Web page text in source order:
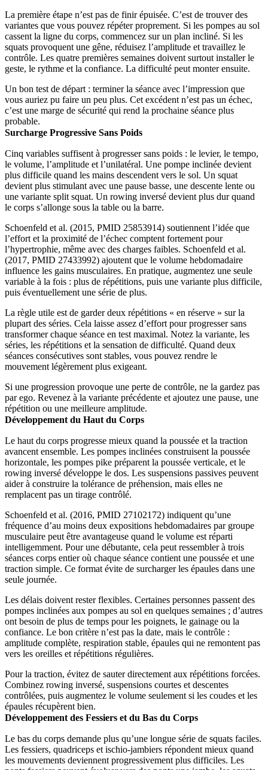
La première étape n’est pas de finir épuisée. C’est de trouver des
variantes que vous pouvez répéter proprement. Si les pompes au sol
cassent la ligne du corps, commencez sur un plan incliné. Si les
squats provoquent une gêne, réduisez l’amplitude et travaillez le
contrôle. Les quatre premières semaines doivent surtout installer le
geste, le rythme et la confiance. La difficulté peut monter ensuite.
Un bon test de départ : terminer la séance avec l’impression que
vous auriez pu faire un peu plus. Cet excédent n’est pas un échec,
c’est une marge de sécurité qui rend la prochaine séance plus
probable.
Surcharge Progressive Sans Poids
Cinq variables suffisent à progresser sans poids : le levier, le tempo,
le volume, l’amplitude et l’unilatéral. Une pompe inclinée devient
plus difficile quand les mains descendent vers le sol. Un squat
devient plus stimulant avec une pause basse, une descente lente ou
une variante split squat. Un rowing inversé devient plus dur quand
le corps s’allonge sous la table ou la barre.
Schoenfeld et al. (2015, PMID 25853914) soutiennent l’idée que
l’effort et la proximité de l’échec comptent fortement pour
l’hypertrophie, même avec des charges faibles. Schoenfeld et al.
(2017, PMID 27433992) ajoutent que le volume hebdomadaire
influence les gains musculaires. En pratique, augmentez une seule
variable à la fois : plus de répétitions, puis une variante plus difficile,
puis éventuellement une série de plus.
La règle utile est de garder deux répétitions « en réserve » sur la
plupart des séries. Cela laisse assez d’effort pour progresser sans
transformer chaque séance en test maximal. Notez la variante, les
séries, les répétitions et la sensation de difficulté. Quand deux
séances consécutives sont stables, vous pouvez rendre le
mouvement légèrement plus exigeant.
Si une progression provoque une perte de contrôle, ne la gardez pas
par ego. Revenez à la variante précédente et ajoutez une pause, une
répétition ou une meilleure amplitude.
Développement du Haut du Corps
Le haut du corps progresse mieux quand la poussée et la traction
avancent ensemble. Les pompes inclinées construisent la poussée
horizontale, les pompes pike préparent la poussée verticale, et le
rowing inversé développe le dos. Les suspensions passives peuvent
aider à construire la tolérance de préhension, mais elles ne
remplacent pas un tirage contrôlé.
Schoenfeld et al. (2016, PMID 27102172) indiquent qu’une
fréquence d’au moins deux expositions hebdomadaires par groupe
musculaire peut être avantageuse quand le volume est réparti
intelligemment. Pour une débutante, cela peut ressembler à trois
séances corps entier où chaque séance contient une poussée et une
traction simple. Ce format évite de surcharger les épaules dans une
seule journée.
Les délais doivent rester flexibles. Certaines personnes passent des
pompes inclinées aux pompes au sol en quelques semaines ; d’autres
ont besoin de plus de temps pour les poignets, le gainage ou la
confiance. Le bon critère n’est pas la date, mais le contrôle :
amplitude complète, respiration stable, épaules qui ne remontent pas
vers les oreilles et répétitions régulières.
Pour la traction, évitez de sauter directement aux répétitions forcées.
Combinez rowing inversé, suspensions courtes et descentes
contrôlées, puis augmentez le volume seulement si les coudes et les
épaules récupèrent bien.
Développement des Fessiers et du Bas du Corps
Le bas du corps demande plus qu’une longue série de squats faciles.
Les fessiers, quadriceps et ischio-jambiers répondent mieux quand
les mouvements deviennent progressivement plus difficiles. Les